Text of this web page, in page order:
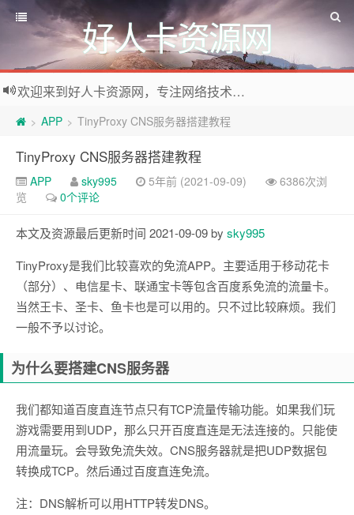
好人卡资源网
欢迎来到好人卡资源网，专注网络技术资源收集，我们不仅是网络资源的搬运工，也生产原创资源。寻找资源请留言或关注公众号:烈日下的男人
> APP > TinyProxy CNS服务器搭建教程
TinyProxy CNS服务器搭建教程
APP sky995 5年前 (2021-09-09)
6386次浏
览
0个评论
本文及资源最后更新时间 2021-09-09 by sky995
TinyProxy是我们比较喜欢的免流APP。主要适用于移动花卡
（部分）、电信星卡、联通宝卡等包含百度系免流的流量卡。
当然王卡、圣卡、鱼卡也是可以用的。只不过比较麻烦。我们
一般不予以讨论。
为什么要搭建CNS服务器
我们都知道百度直连节点只有TCP流量传输功能。如果我们玩
游戏需要用到UDP，那么只开百度直连是无法连接的。只能使
用流量玩。会导致免流失效。CNS服务器就是把UDP数据包
转换成TCP。然后通过百度直连免流。
注：DNS解析可以用HTTP转发DNS。